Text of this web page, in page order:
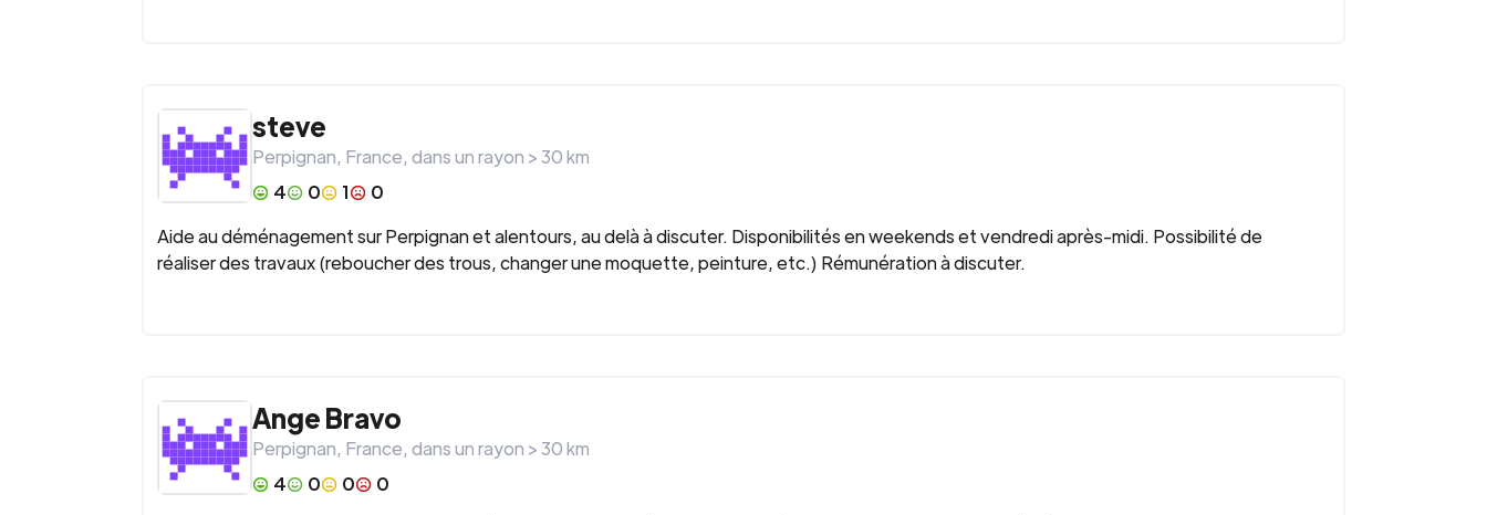
steve
Perpignan, France, dans un rayon >30km
4
0 1
0
Aide au déménagement sur Perpignan et alentours, au delà à discuter. Disponibilités en weekends et vendredi après-midi. Possibilité de
réaliser des travaux (reboucher des trous, changer une moquette, peinture, etc.) Rémunération à discuter.
Ange Bravo
Perpignan, France, dans un rayon >30km
4
0 0
0